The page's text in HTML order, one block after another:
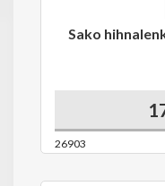
Sako
26903